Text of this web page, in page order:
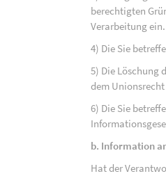
berechtigten
Verarbeitung ein.
4) Die Sie
5) Die Löschung
dem
6) Die Sie
b. Information
Hat der